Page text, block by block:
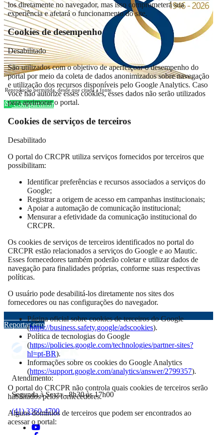
Reprodução permitida, desde que citada a fonte.
Compartilhar
Reportar erro
Atendimento:
Segunda à Sexta - 8h30 às 17h00
(41) 3360-4700
los diretamente no navegador, mas isso comprometerá sua
experiência e afetará o funcionamento do site.
Cookies de desempenho
Desabilitado
São utilizados com o objetivo de aperfeiçoar o desempenho do
portal por meio da coleta de dados anonimizados sobre navegação
e utilização dos recursos disponíveis pelo Google Analytics. Caso
você não autorize esses cookies, esses dados não serão utilizados
para aprimorar o portal.
Cookies de serviços de terceiros
Desabilitado
O portal do CRCPR utiliza serviços fornecidos por terceiros que
possibilitam:
Identificar preferências e recursos associados a serviços do
Google;
Registrar a origem de acesso em campanhas institucionais;
Apoiar a automação de comunicação institucional;
Mensurar a efetividade da comunicação institucional do
CRCPR.
Os cookies de serviços de terceiros identificados no portal do
CRCPR estão relacionados a serviços do Google e ao Mautic.
Esses fornecedores também poderão coletar e utilizar dados de
navegação para finalidades próprias, conforme suas respectivas
políticas.
O usuário pode desabilitá-los diretamente nos sites dos
fornecedores ou nas configurações do navegador.
Página oficial sobre cookies de terceiros do Google
(https://business.safety.google/adscookies).
Política de tecnologias do Google
(https://policies.google.com/technologies/partner-sites?
hl=pt-BR).
Informações sobre os cookies do Google Analytics
(https://support.google.com/analytics/answer/2799357).
O portal do CRCPR não controla quais cookies de terceiros serão
habilitados pelos fornecedores.
Alguns domínios de terceiros que podem ser encontrados ao
acessar o portal: